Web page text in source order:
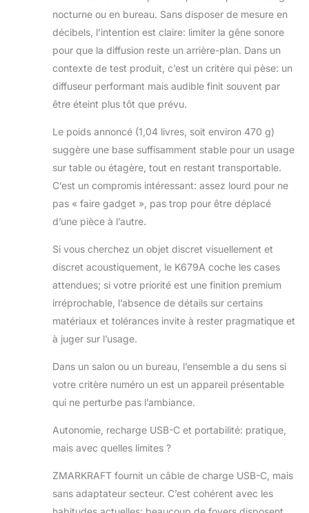
nocturne ou en bureau. Sans disposer de mesure en
décibels, l’intention est claire: limiter la gêne sonore
pour que la diffusion reste un arrière-plan. Dans un
contexte de test produit, c’est un critère qui pèse: un
diffuseur performant mais audible finit souvent par
être éteint plus tôt que prévu.
Le poids annoncé (1,04 livres, soit environ 470 g)
suggère une base suffisamment stable pour un usage
sur table ou étagère, tout en restant transportable.
C’est un compromis intéressant: assez lourd pour ne
pas « faire gadget », pas trop pour être déplacé
d’une pièce à l’autre.
Si vous cherchez un objet discret visuellement et
discret acoustiquement, le K679A coche les cases
attendues; si votre priorité est une finition premium
irréprochable, l’absence de détails sur certains
matériaux et tolérances invite à rester pragmatique et
à juger sur l’usage.
Dans un salon ou un bureau, l’ensemble a du sens si
votre critère numéro un est un appareil présentable
qui ne perturbe pas l’ambiance.
Autonomie, recharge USB-C et portabilité: pratique,
mais avec quelles limites ?
ZMARKRAFT fournit un câble de charge USB-C, mais
sans adaptateur secteur. C’est cohérent avec les